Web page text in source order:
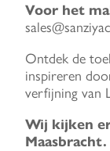
Voor het
Ontdek de
inspireren
verfijning van
Wij kijken
Maasbracht.